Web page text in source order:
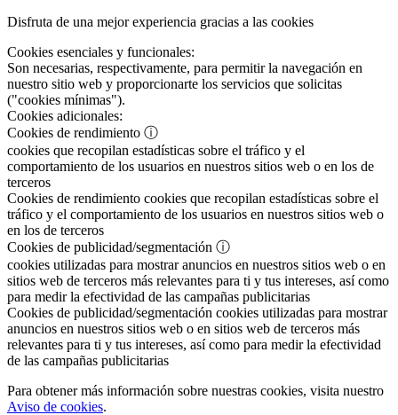
Disfruta de una mejor experiencia gracias a las cookies
Cookies esenciales y funcionales:
Son necesarias, respectivamente, para permitir la navegación en
nuestro sitio web y proporcionarte los servicios que solicitas
("cookies mínimas").
Cookies adicionales:
Cookies de rendimiento ⓘ
cookies que recopilan estadísticas sobre el tráfico y el
comportamiento de los usuarios en nuestros sitios web o en los de
terceros
Cookies de rendimiento cookies que recopilan estadísticas sobre el
tráfico y el comportamiento de los usuarios en nuestros sitios web o
en los de terceros
Cookies de publicidad/segmentación ⓘ
cookies utilizadas para mostrar anuncios en nuestros sitios web o en
sitios web de terceros más relevantes para ti y tus intereses, así como
para medir la efectividad de las campañas publicitarias
Cookies de publicidad/segmentación cookies utilizadas para mostrar
anuncios en nuestros sitios web o en sitios web de terceros más
relevantes para ti y tus intereses, así como para medir la efectividad
de las campañas publicitarias
Para obtener más información sobre nuestras cookies, visita nuestro
Aviso de cookies.